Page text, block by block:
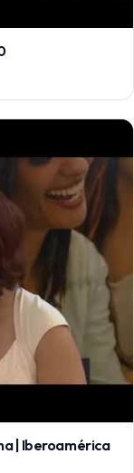
| Iberoamérica